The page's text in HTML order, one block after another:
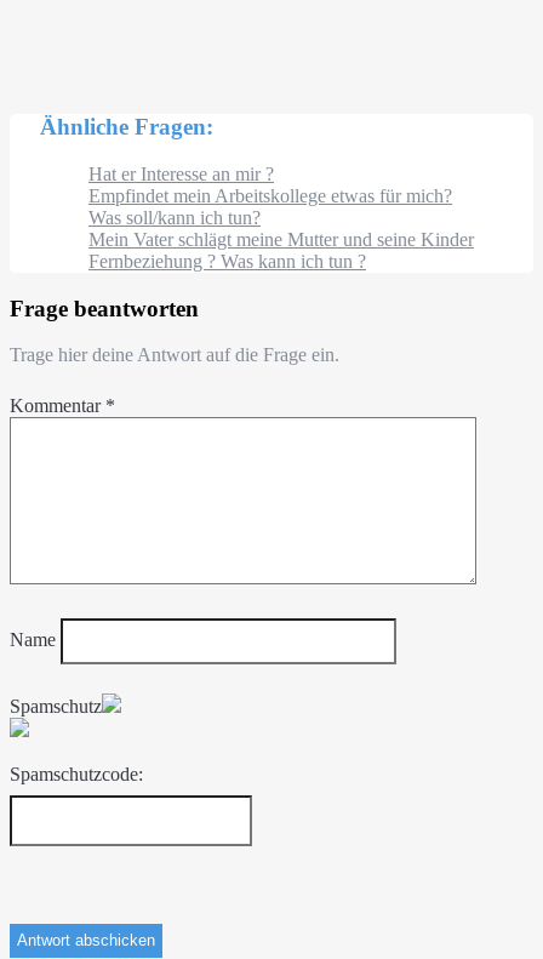
Ähnliche Fragen:
Hat er Interesse an mir ?
Empfindet mein Arbeitskollege etwas für mich?
Was soll/kann ich tun?
Mein Vater schlägt meine Mutter und seine Kinder
Fernbeziehung ? Was kann ich tun ?
Frage beantworten
Trage hier deine Antwort auf die Frage ein.
Kommentar *
Name
Spamschutz
Spamschutzcode: